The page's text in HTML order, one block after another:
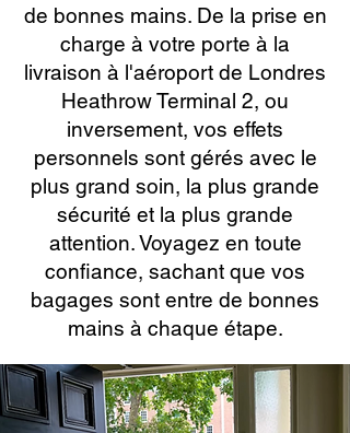
de bonnes mains. De la prise en
charge à votre porte à la
livraison à l'aéroport de Londres
Heathrow Terminal 2, ou
inversement, vos effets
personnels sont gérés avec le
plus grand soin, la plus grande
sécurité et la plus grande
attention. Voyagez en toute
confiance, sachant que vos
bagages sont entre de bonnes
mains à chaque étape.